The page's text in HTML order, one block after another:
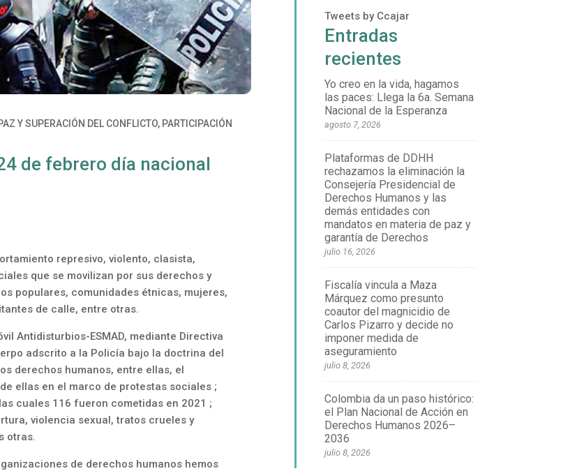
Y SUPERACIÓN DEL CONFLICTO, PARTICIPACIÓN
de febrero día nacional
represivo, violento, clasista,
que se movilizan por sus derechos y
populares, comunidades étnicas, mujeres,
de calle, entre otras.
Antidisturbios-ESMAD, mediante Directiva
adscrito a la Policía bajo la doctrina del
derechos humanos, entre ellas, el
ellas en el marco de protestas sociales ;
cuales 116 fueron cometidas en 2021 ;
violencia sexual, tratos crueles y
otras.
de derechos humanos hemos
Tweets by Ccajar
Entradas
recientes
Yo creo en la vida, hagamos
las paces: Llega la 6a. Semana
Nacional de la Esperanza
agosto 7, 2026
Plataformas de DDHH
rechazamos la eliminación la
Consejería Presidencial de
Derechos Humanos y las
demás entidades con
mandatos en materia de paz y
garantía de Derechos
julio 16, 2026
Fiscalía vincula a Maza
Márquez como presunto
coautor del magnicidio de
Carlos Pizarro y decide no
imponer medida de
aseguramiento
julio 8, 2026
Colombia da un paso histórico:
el Plan Nacional de Acción en
Derechos Humanos 2026–
2036
julio 8, 2026